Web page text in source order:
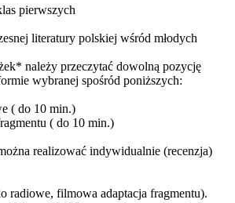
pierwszych
literatury polskiej wśród młodych
należy przeczytać dowolną pozycję
wybranej spośród poniższych:
( do 10 min.)
( do 10 min.)
realizować indywidualnie (recenzja)
radiowe, filmowa adaptacja fragmentu).